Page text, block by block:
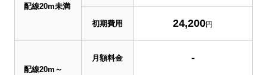
配線20m未満
初期費用 24,200円
配線20m～
月額料金 -